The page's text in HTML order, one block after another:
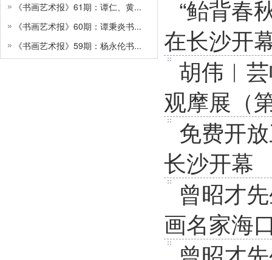
《书画艺术报》61期：谭仁、黄...
《书画艺术报》60期：谭秉炎书...
《书画艺术报》59期：杨永伦书...
“鲐背春
在长沙开
胡伟︱
观摩展（
免费开
长沙开幕
曾昭才
画名家海